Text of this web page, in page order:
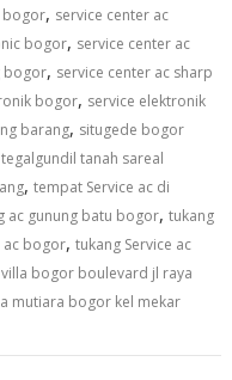
bogor, service center ac
bogor, service center ac
bogor, service center ac sharp
bogor, service elektronik
barang, situgede bogor
tegalgundil tanah sareal
,tempat Service ac di
ac gunung batu bogor,tukang
ac bogor,tukang Service ac
villa bogor boulevard jl raya
mutiara bogor kel mekar